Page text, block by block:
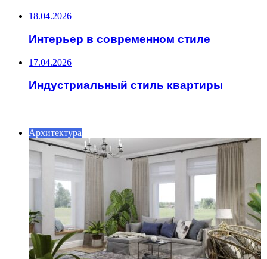
18.04.2026
Интерьер в современном стиле
17.04.2026
Индустриальный стиль квартиры
Архитектура